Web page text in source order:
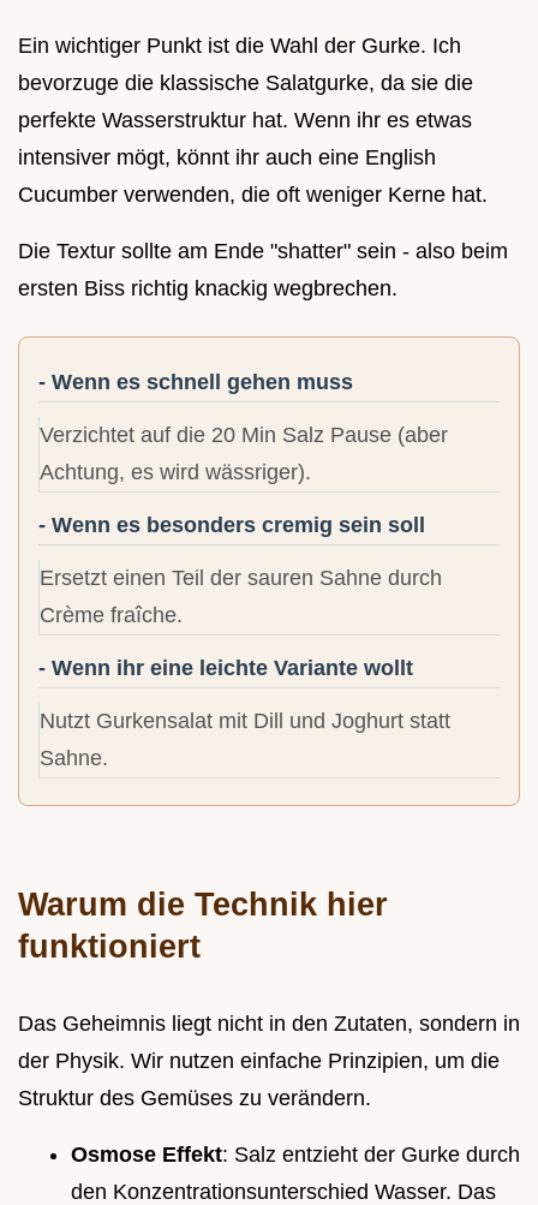
Ein wichtiger Punkt ist die Wahl der Gurke. Ich
bevorzuge die klassische Salatgurke, da sie die
perfekte Wasserstruktur hat. Wenn ihr es etwas
intensiver mögt, könnt ihr auch eine English
Cucumber verwenden, die oft weniger Kerne hat.
Die Textur sollte am Ende "shatter" sein - also beim
ersten Biss richtig knackig wegbrechen.
- Wenn es schnell gehen muss
Verzichtet auf die 20 Min Salz Pause (aber
Achtung, es wird wässriger).
- Wenn es besonders cremig sein soll
Ersetzt einen Teil der sauren Sahne durch
Crème fraîche.
- Wenn ihr eine leichte Variante wollt
Nutzt Gurkensalat mit Dill und Joghurt statt
Sahne.
Warum die Technik hier
funktioniert
Das Geheimnis liegt nicht in den Zutaten, sondern in
der Physik. Wir nutzen einfache Prinzipien, um die
Struktur des Gemüses zu verändern.
Osmose Effekt: Salz entzieht der Gurke durch
den Konzentrationsunterschied Wasser. Das